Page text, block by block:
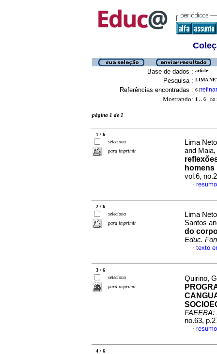
Base de dados : article
Pesquisa : LIMA
Referências encontradas : 6 [refinar
Mostrando: 1 .. 6 no
página 1 de 1
1 / 6
seleciona
para imprimir
Lima
and
vol.6,
·
2 / 6
seleciona
para imprimir
Lima
Santos
do
Educ.
· texto
3 / 6
seleciona
para imprimir
Quirino,
FAEEBA:
no.63,
·
4 / 6